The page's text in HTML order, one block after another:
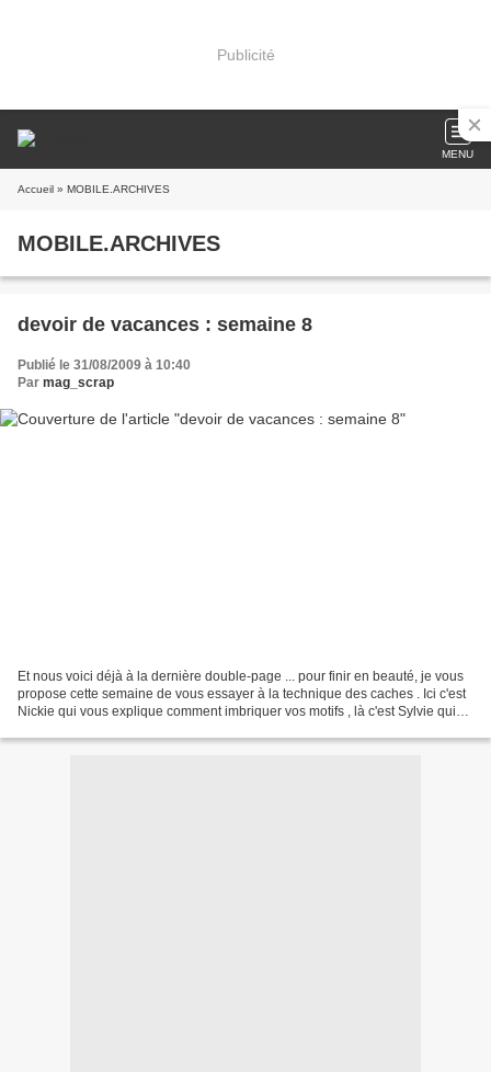
Publicité
MENU
Accueil » MOBILE.ARCHIVES
MOBILE.ARCHIVES
devoir de vacances : semaine 8
Publié le 31/08/2009 à 10:40
Par mag_scrap
Et nous voici déjà à la dernière double-page ... pour finir en beauté, je vous
propose cette semaine de vous essayer à la technique des caches . Ici c'est
Nickie qui vous explique comment imbriquer vos motifs , là c'est Sylvie qui